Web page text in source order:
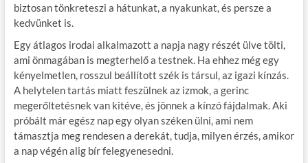
biztosan tönkreteszi a hátunkat, a nyakunkat, és persze a
kedvünket is.
Egy átlagos irodai alkalmazott a napja nagy részét ülve tölti,
ami önmagában is megterhelő a testnek. Ha ehhez még egy
kényelmetlen, rosszul beállított szék is társul, az igazi kínzás.
A helytelen tartás miatt feszülnek az izmok, a gerinc
megerőltetésnek van kitéve, és jönnek a kínzó fájdalmak. Aki
próbált már egész nap egy olyan széken ülni, ami nem
támasztja meg rendesen a derekát, tudja, milyen érzés, amikor
a nap végén alig bír felegyenesedni.